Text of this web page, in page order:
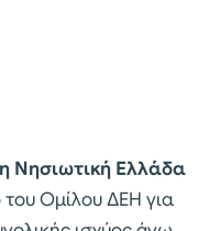
Νησιωτική Ελλάδα
Ομίλου ΔΕΗ για